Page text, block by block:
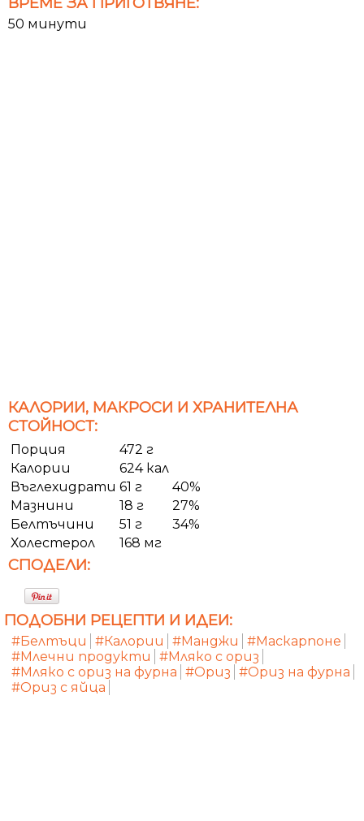
50 минути
КАЛОРИИ, МАКРОСИ И ХРАНИТЕЛНА
СТОЙНОСТ:
Порция
472 г
Калории
624 кал
Въглехидрати 61 г
40%
Мазнини
18 г
27%
Белтъчини
51 г
34%
Холестерол
168 мг
СПОДЕЛИ:
ПОДОБНИ РЕЦЕПТИ И ИДЕИ:
#Белтъци #Калории #Манджи
#Маскарпоне
#Млечни продукти
#Мляко с ориз
#Мляко с ориз на фурна #Ориз #Ориз на фурна
#Ориз с яйца